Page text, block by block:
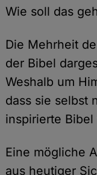
Wie soll das
Die Mehrheit
der Bibel
Weshalb um
dass sie selbst
inspirierte Bibel
Eine mögliche
aus heutiger